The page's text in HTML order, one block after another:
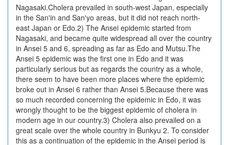
Nagasaki.Cholera prevailed in south-west Japan, especially
in the San'in and San'yo areas, but it did not reach north-
east Japan or Edo.2) The Ansei epidemic started from
Nagasaki, and became quite widespread all over the country
in Ansei 5 and 6, spreading as far as Edo and Mutsu.The
Ansei 5 epidemic was the first one in Edo and it was
particularly serious but as regards the country as a whole,
there seem to have been more places where the epidemic
broke out in Ansei 6 rather than Ansei 5.Because there was
so much recorded concerning the epidemic in Edo, it was
wrongly thought to be the biggest epidemic of cholera in
modern age in our country.3) Cholera also prevailed on a
great scale over the whole country in Bunkyu 2. To consider
this as a continuation of the epidemic in the Ansei period is